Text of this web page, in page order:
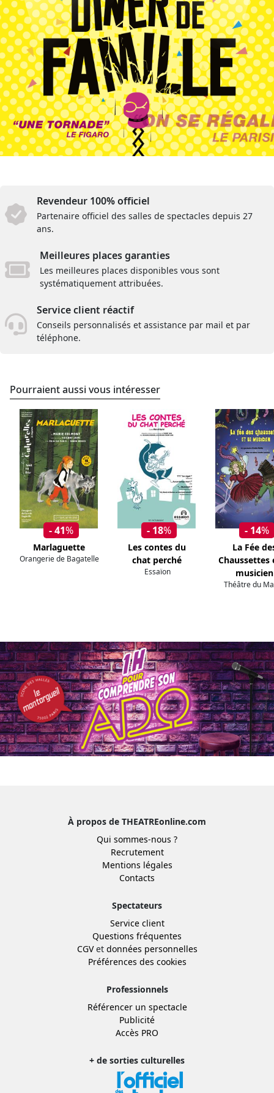
Revendeur 100% officiel
Partenaire officiel des salles de spectacles depuis 27
ans.
Meilleures places garanties
Les meilleures places disponibles vous sont
systématiquement attribuées.
Service client réactif
Conseils personnalisés et assistance par mail et par
téléphone.
Pourraient aussi vous intéresser
- 41%
Marlaguette
Orangerie de Bagatelle
- 18%
Les contes du
chat perché
Essaïon
- 14%
La Fée
Chaussettes
musicien
Théâtre du
À propos de THEATREonline.com
Qui sommes-nous ?
Recrutement
Mentions légales
Contacts
Spectateurs
Service client
Questions fréquentes
CGVet données personnelles
Préférences des cookies
Professionnels
Référencer un spectacle
Publicité
Accès PRO
+ de sorties culturelles